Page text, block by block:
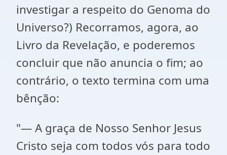
investigar a respeito do Genoma do
Universo?) Recorramos, agora, ao
Livro da Revelação, e poderemos
concluir que não anuncia o fim; ao
contrário, o texto termina com uma
bênção:
"— A graça de Nosso Senhor Jesus
Cristo seja com todos vós para todo